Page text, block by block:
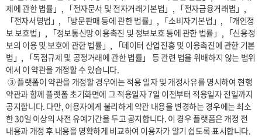
제에 관한 법률」, 「전자문서 및 전자거래기본법」, 「전자금융거래법」,
「전자서명법」, 「방문판매 등에 관한 법률」, 「소비자기본법」, 「개인정
보 보호법」, 「정보통신망 이용촉진 및 정보보호 등에 관한 법률」, 「신용정
보의 이용 및 보호에 관한 법률」, 「데이터 산업진흥 및 이용촉진에 관한 기본
법」, 「독점규제 및 공정거래에 관한 법률」 등 관련 법을 위배하지 않는 범위
에서 이 약관을 개정할 수 있습니다.
약관과 함께 플랫폼 초기화면에 그 적용일자 7일 이전부터 적용일자 전일까지
공지합니다. 다만, 이용자에게 불리하게 약관 내용을 변경하는 경우에는 최소
한 30일 이상의 사전 유예기간을 두고 공지합니다. 이 경우 플랫폼은 개정 전
내용과 개정 후 내용을 명확하게 비교하여 이용자가 알기 쉽도록 표시합니다.